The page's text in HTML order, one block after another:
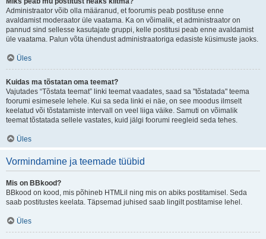
Administraator võib olla määranud, et foorumis peab postituse enne
avaldamist moderaator üle vaatama. Ka on võimalik, et administraator on
pannud sind sellesse kasutajate gruppi, kelle postitusi peab enne avaldamist
üle vaatama. Palun võta ühendust administraatoriga edasiste küsimuste jaoks.
Üles
Kuidas ma tõstatan oma teemat?
Vajutades “Tõstata teemat” linki teemat vaadates, saad sa "tõstatada" teema
foorumi esimesele lehele. Kui sa seda linki ei näe, on see moodus ilmselt
keelatud või tõstatamiste intervall on veel liiga väike. Samuti on võimalik
teemat tõstatada sellele vastates, kuid jälgi foorumi reegleid seda tehes.
Üles
Vormindamine ja teemade tüübid
Mis on BBkood?
BBkood on kood, mis põhineb HTMLil ning mis on abiks postitamisel. Seda
saab postitustes keelata. Täpsemad juhised saab lingilt postitamise lehel.
Üles